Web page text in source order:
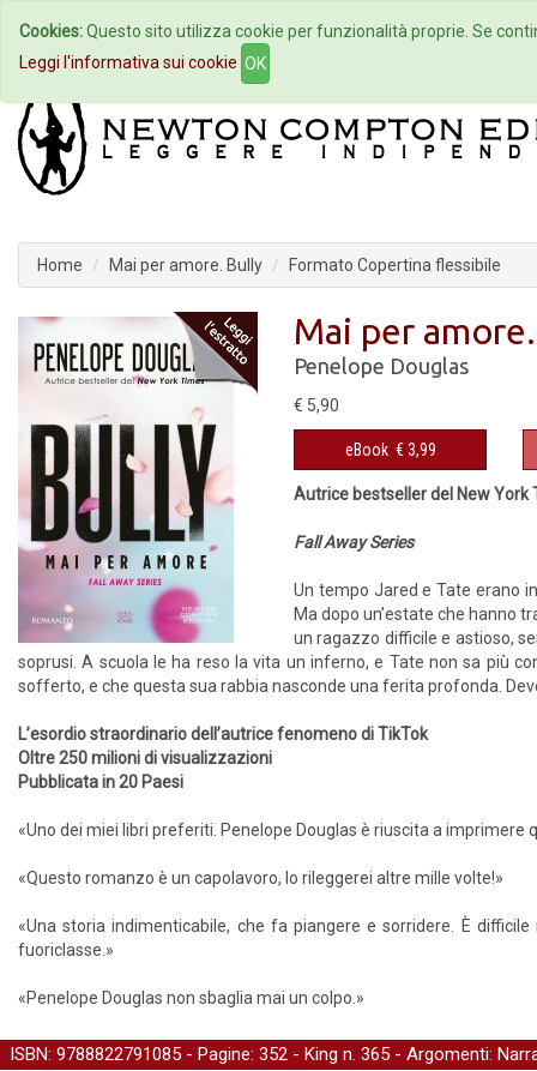
Home Autori Eventi
Home Mai per amore. Bully Formato Copertina flessibile
Mai per
Penelope Douglas
€ 5,90
eBook € 3,99
Autrice bestseller del New York
Fall Away Series
Un tempo Jared e Tate erano
Ma dopo un’estate che hanno
un ragazzo difficile e astioso,
soprusi. A scuola le ha reso la vita un inferno, e Tate non sa più
sofferto, e che questa sua rabbia nasconde una ferita profonda.
L’esordio straordinario dell’autrice fenomeno di TikTok
Oltre 250 milioni di visualizzazioni
Pubblicata in 20 Paesi
«Uno dei miei libri preferiti. Penelope Douglas è riuscita a imprimere
«Questo romanzo è un capolavoro, lo rileggerei altre mille volte!»
«Una storia indimenticabile, che fa piangere e sorridere. È
fuoriclasse.»
«Penelope Douglas non sbaglia mai un colpo.»
ISBN: 9788822791085 - Pagine: 352 - King n. 365 - Argomenti:
Cookies:Questo sito utilizza cookie per funzionalità proprie. Se
Leggi l'informativa sui cookie OK